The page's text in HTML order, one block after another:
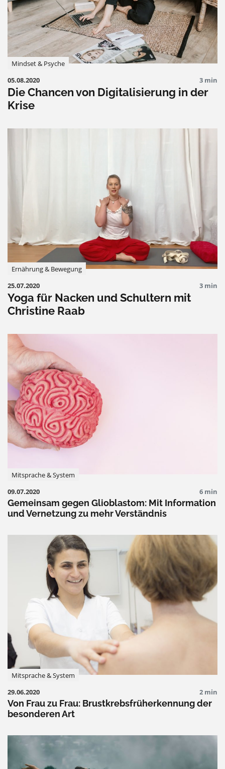
Mindset & Psyche
05.08.2020
3 min
Die Chancen von Digitalisierung in der
Krise
Ernährung & Bewegung
25.07.2020
3 min
Yoga für Nacken und Schultern mit
Christine Raab
Mitsprache & System
09.07.2020
6 min
Gemeinsam gegen Glioblastom: Mit Information
und Vernetzung zu mehr Verständnis
Mitsprache & System
29.06.2020
2 min
Von Frau zu Frau: Brustkrebsfrüherkennung der
besonderen Art